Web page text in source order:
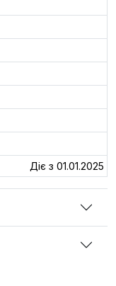
Діє з 01.01.2025